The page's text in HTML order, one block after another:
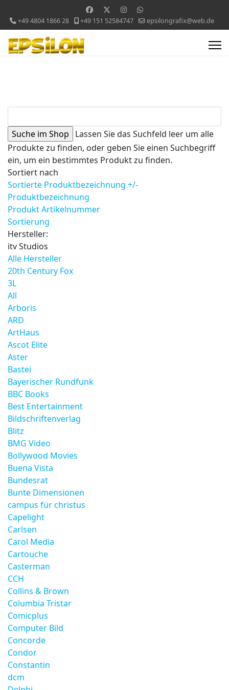
+49 4804 1866 28 +49 151 52584747 epsilongrafix@web.de
Lassen Sie das Suchfeld leer um alle
Produkte zu finden, oder geben Sie einen Suchbegriff
ein, um ein bestimmtes Produkt zu finden.
Sortiert nach
Sortierte Produktbezeichnung +/-
Produktbezeichnung
Produkt Artikelnummer
Sortierung
Hersteller:
itv Studios
Alle Hersteller
20th Century Fox
3L
All
Arboris
ARD
ArtHaus
Ascot Elite
Aster
Bastei
Bayerischer Rundfunk
BBC Books
Best Entertainment
Bildschriftenverlag
Blitz
BMG Video
Bollywood Movies
Buena Vista
Bundesrat
Bunte Dimensionen
campus für christus
Capelight
Carlsen
Carol Media
Cartouche
Casterman
CCH
Collins & Brown
Columbia Tristar
Comicplus
Computer Bild
Concorde
Condor
Constantin
dcm